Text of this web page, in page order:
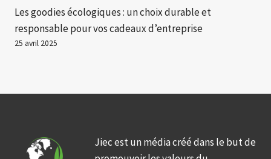
Les goodies écologiques : un choix durable et
responsable pour vos cadeaux d’entreprise
25 avril 2025
Jiec est un média créé dans le but de